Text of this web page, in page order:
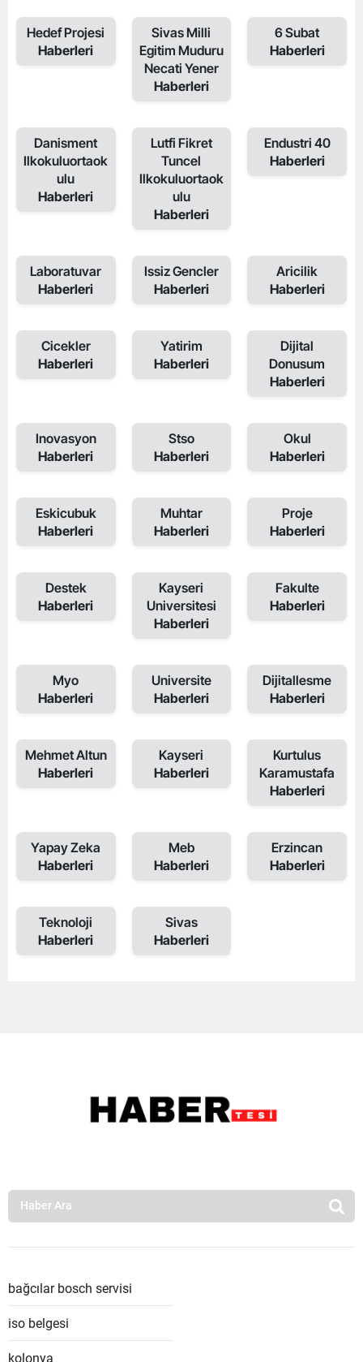
Hedef Projesi
Haberleri
Sivas Milli
Egitim Muduru
Necati Yener
Haberleri
6 Subat
Haberleri
Danisment
Ilkokuluortaok
ulu
Haberleri
Lutfi Fikret
Tuncel
Ilkokuluortaok
ulu
Haberleri
Endustri 40
Haberleri
Laboratuvar
Haberleri
Issiz Gencler
Haberleri
Aricilik
Haberleri
Cicekler
Haberleri
Yatirim
Haberleri
Dijital
Donusum
Haberleri
Inovasyon
Haberleri
Stso
Haberleri
Okul
Haberleri
Eskicubuk
Haberleri
Muhtar
Haberleri
Proje
Haberleri
Destek
Haberleri
Kayseri
Universitesi
Haberleri
Fakulte
Haberleri
Myo
Haberleri
Universite
Haberleri
Dijitallesme
Haberleri
Mehmet Altun
Haberleri
Kayseri
Haberleri
Kurtulus
Karamustafa
Haberleri
Yapay Zeka
Haberleri
Meb
Haberleri
Erzincan
Haberleri
Teknoloji
Haberleri
Sivas
Haberleri
bağcılar bosch servisi
iso belgesi
kolonya